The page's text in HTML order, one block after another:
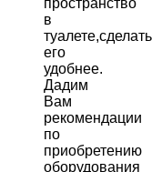
пространство
в
туалете,сделать
его
удобнее.
Дадим
Вам
рекомендации
по
приобретению
оборудования